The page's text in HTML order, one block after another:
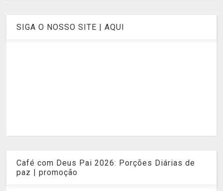
SIGA O NOSSO SITE | AQUI
Café com Deus Pai 2026: Porções Diárias de
paz | promoção